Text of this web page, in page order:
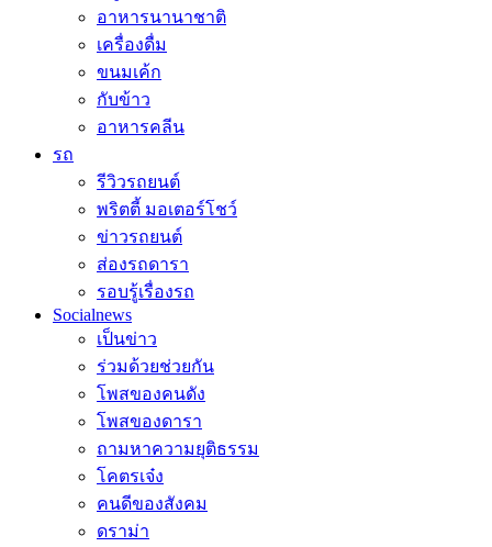
อาหารนานาชาติ
เครื่องดื่ม
ขนมเค้ก
กับข้าว
อาหารคลีน
รถ
รีวิวรถยนต์
พริตตี้ มอเตอร์โชว์
ข่าวรถยนต์
ส่องรถดารา
รอบรู้เรื่องรถ
Socialnews
เป็นข่าว
ร่วมด้วยช่วยกัน
โพสของคนดัง
โพสของดารา
ถามหาความยุติธรรม
โคตรเจ๋ง
คนดีของสังคม
ดราม่า